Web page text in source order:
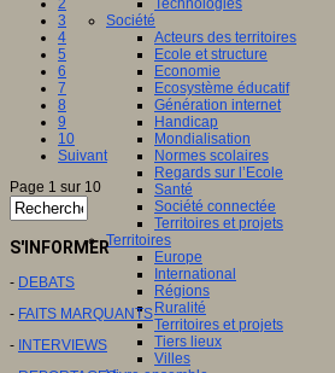
Technologies
Société
Acteurs des territoires
Ecole et structure
Economie
Ecosystème éducatif
Génération internet
Handicap
Mondialisation
Normes scolaires
Regards sur l’Ecole
Santé
Société connectée
Territoires et projets
Territoires
Europe
International
Régions
Ruralité
Territoires et projets
Tiers lieux
Villes
3
4
5
6
7
8
9
10
Suivant
Page 1 sur 10
S'INFORMER
- DEBATS
- FAITS MARQUANTS
- INTERVIEWS